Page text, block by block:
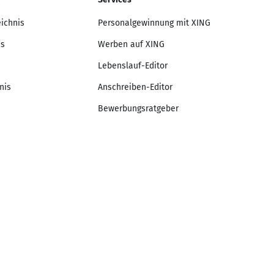
Personalgewinnung mit XING
Werben auf XING
Lebenslauf-Editor
Anschreiben-Editor
Bewerbungsratgeber